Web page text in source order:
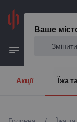
Ваше
Акції Їжа